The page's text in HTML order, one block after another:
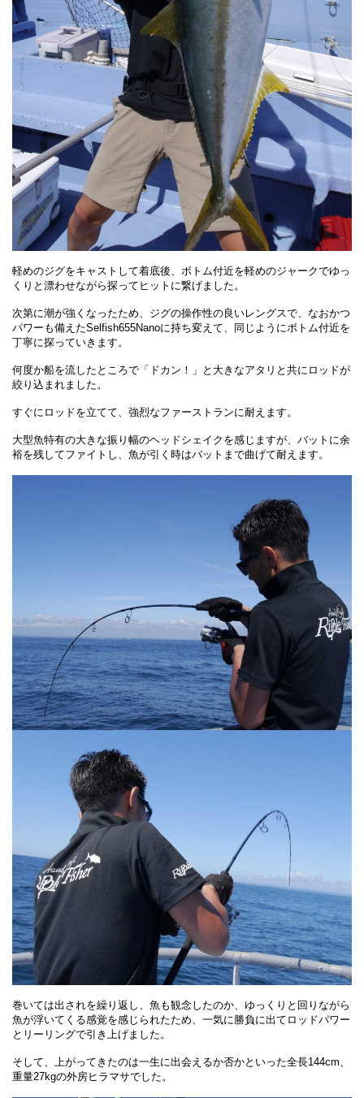
軽めのジグをキャストして着底後、ボトム付近を軽めのジャークでゆっ
くりと漂わせながら探ってヒットに繋げました。
次第に潮が強くなったため、ジグの操作性の良いレングスで、なおかつ
パワーも備えたSelfish655Nanoに持ち変えて、同じようにボトム付近を
丁寧に探っていきます。
何度か船を流したところで「ドカン！」と大きなアタリと共にロッドが
絞り込まれました。
すぐにロッドを立てて、強烈なファーストランに耐えます。
大型魚特有の大きな振り幅のヘッドシェイクを感じますが、バットに余
裕を残してファイトし、魚が引く時はバットまで曲げて耐えます。
巻いては出されを繰り返し、魚も観念したのか、ゆっくりと回りながら
魚が浮いてくる感覚を感じられたため、一気に勝負に出てロッドパワー
とリーリングで引き上げました。
そして、上がってきたのは一生に出会えるか否かといった全長144cm、
重量27kgの外房ヒラマサでした。